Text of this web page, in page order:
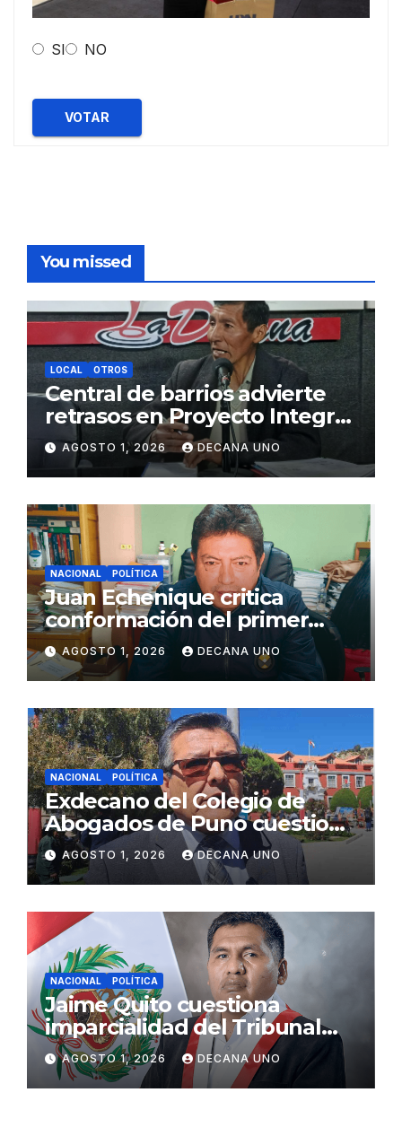
SI NO
VOTAR
You missed
LOCAL OTROS
Central de barrios advierte
retrasos en Proyecto Integral
de Agua y Alcantarillado para
Juliaca
AGOSTO 1, 2026 DECANA UNO
NACIONAL POLÍTICA
Juan Echenique critica
conformación del primer
gabinete ministerial de Keiko
Fujimori
AGOSTO 1, 2026 DECANA UNO
NACIONAL POLÍTICA
Exdecano del Colegio de
Abogados de Puno cuestiona
propuestas sobre seguridad
ciudadana
AGOSTO 1, 2026 DECANA UNO
NACIONAL POLÍTICA
Jaime Quito cuestiona
imparcialidad del Tribunal
Constitucional tras liberación
de Ollanta Humala
AGOSTO 1, 2026 DECANA UNO